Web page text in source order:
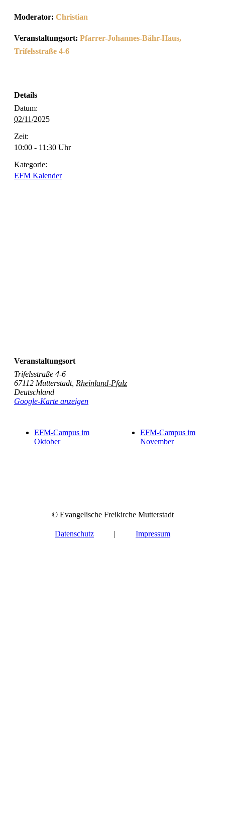
Moderator: Christian
Veranstaltungsort: Pfarrer-Johannes-Bähr-Haus,
Trifelsstraße 4-6
Details
Datum:
02/11/2025
Zeit:
10:00 - 11:30 Uhr
Kategorie:
EFM Kalender
Veranstaltungsort
Trifelsstraße 4-6
67112 Mutterstadt, Rheinland-Pfalz
Deutschland
Google-Karte anzeigen
EFM-Campus im
Oktober
EFM-Campus im
November
© Evangelische Freikirche Mutterstadt
Datenschutz | Impressum